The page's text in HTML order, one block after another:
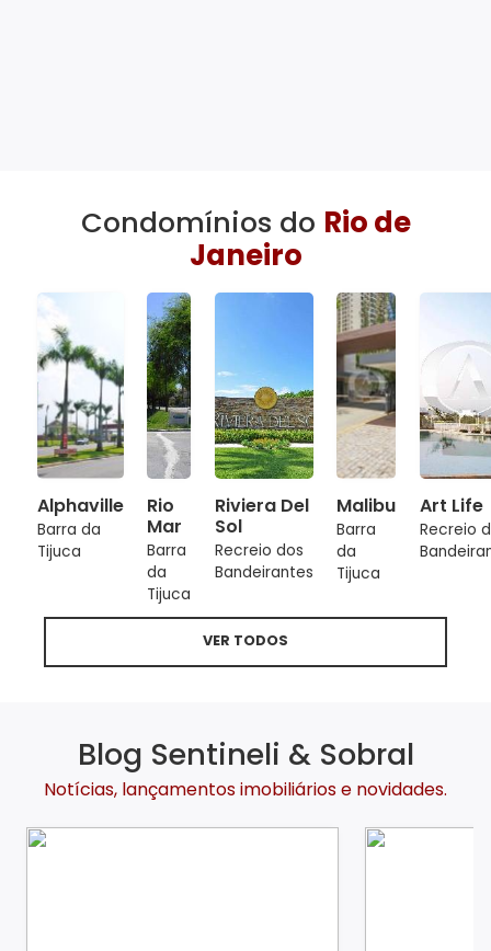
Condomínios do Rio de
Janeiro
Alphaville
Barra da
Tijuca
Rio
Mar
Barra
da
Tijuca
Riviera Del
Sol
Recreio dos
Bandeirantes
Malibu
Barra
da
Tijuca
Art Life
Recreio
VER TODOS
Blog Sentineli & Sobral
Notícias, lançamentos imobiliários e novidades.